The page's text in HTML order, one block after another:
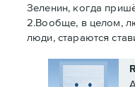
Зеленин, когда
2.Вообще, в целом,
люди, стараются